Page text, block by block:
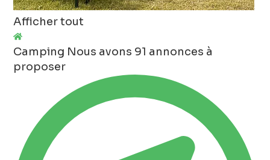
Afficher tout
Camping Nous avons 91 annonces à
proposer